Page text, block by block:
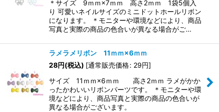
＊サイズ 9ｍｍ×7ｍｍ 高さ2ｍｍ 1袋5個入
り 可愛いネイルサイズのミニドットホールリボン
になります。 ＊モニターや環境などにより、商品
写真と実際の商品の色合いが異なる場合がご…
ラメラメリボン 11ｍｍ×6ｍｍ
28円(税込) [通常販売価格: 29円]
サイズ 11ｍｍ×6ｍｍ 高さ2ｍｍ ラメがかか
ったかわいいリボンパーツです。 ＊モニターや環
境などにより、商品写真と実際の商品の色合いが
異なる場合がございます。